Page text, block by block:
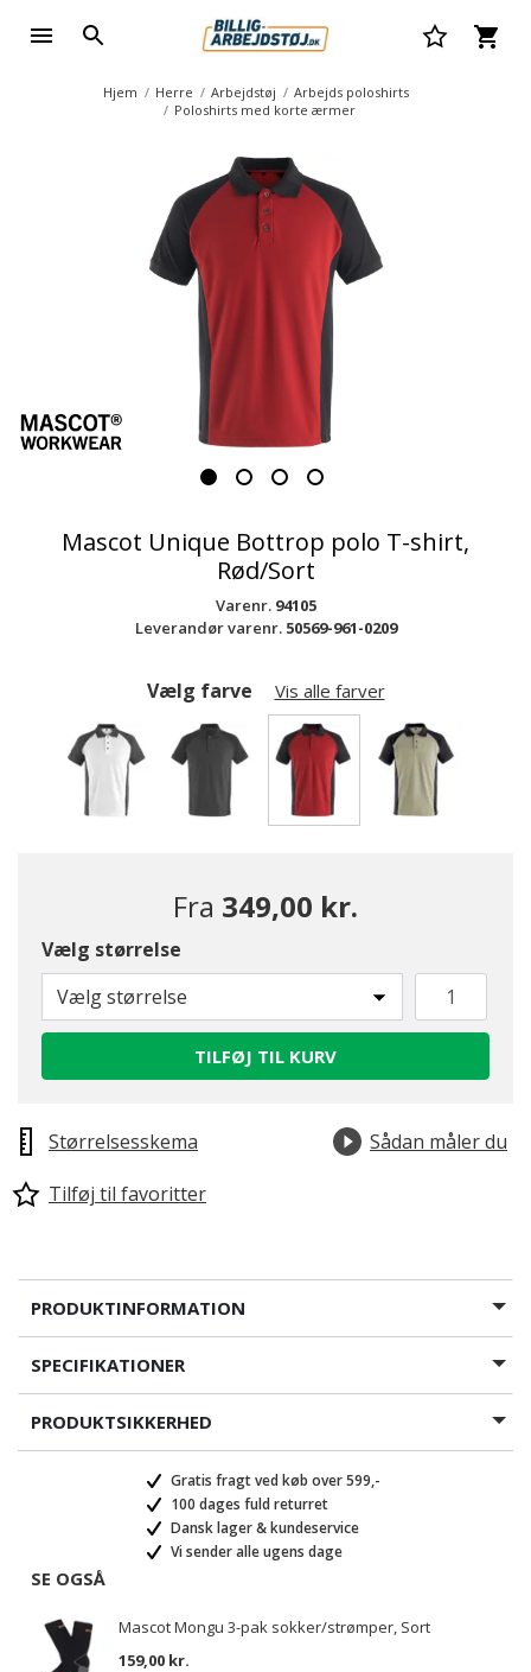
Hjem Herre Arbejdstøj
Arbejds poloshirts
Poloshirts med korte ærmer
Mascot Unique Bottrop polo T-shirt,
Rød/Sort
Varenr. 94105
Leverandør varenr. 50569-961-0209
Vælg farve Vis alle farver
Fra 349,00 kr.
Vælg størrelse
Vælg størrelse
TILFØJ TIL KURV
Størrelsesskema
Sådan måler du
Tilføj til favoritter
PRODUKTINFORMATION
SPECIFIKATIONER
PRODUKTSIKKERHED
Gratis fragt ved køb over 599,-
100 dages fuld returret
Dansk lager & kundeservice
Vi sender alle ugens dage
SE OGSÅ
Mascot Mongu 3-pak sokker/strømper, Sort
159,00 kr.